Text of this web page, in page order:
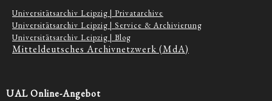
Universitätsarchiv Leipzig | Privatarchive
Universitätsarchiv Leipzig | Service & Archivierung
Universitätsarchiv Leipzig | Blog
Mitteldeutsches Archivnetzwerk (MdA)
UAL Online-Angebot